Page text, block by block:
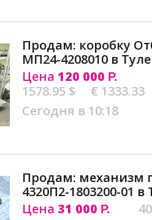
Продам: коробку
МП24-4208010 в Туле
Цена 120 000 Р.
1578.95 $
€ 1333.33
Сегодня в 10:18
Продам: механизм
4320П2-1803200-01 в
Цена 31 000 Р.